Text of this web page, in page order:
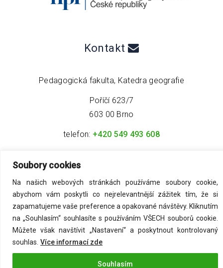
Soubory cookies
Na našich webových stránkách používáme soubory cookie,
abychom vám poskytli co nejrelevantnější zážitek tím, že si
zapamatujeme vaše preference a opakované návštěvy. Kliknutím
na „Souhlasím“ souhlasíte s používáním VŠECH souborů cookie.
Můžete však navštívit „Nastavení“ a poskytnout kontrolovaný
souhlas. Více informací zde
Souhlasím
Kontakt
Pedagogická fakulta, Katedra geografie
Poříčí 623/7
603 00 Brno
telefon: +420 549 493 608
© 2026 Acmark s.r.o . All Rights Reserved.
Zásady ochrany osobních údajů